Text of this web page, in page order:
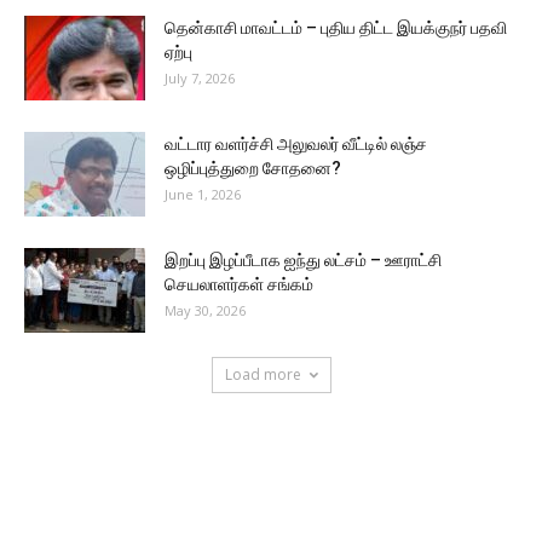
தென்காசி மாவட்டம் – புதிய திட்ட இயக்குநர் பதவி
ஏற்பு
July 7, 2026
வட்டார வளர்ச்சி அலுவலர் வீட்டில் லஞ்ச
ஒழிப்புத்துறை சோதனை?
June 1, 2026
இறப்பு இழப்பீடாக ஐந்து லட்சம் – ஊராட்சி
செயலாளர்கள் சங்கம்
May 30, 2026
Load more